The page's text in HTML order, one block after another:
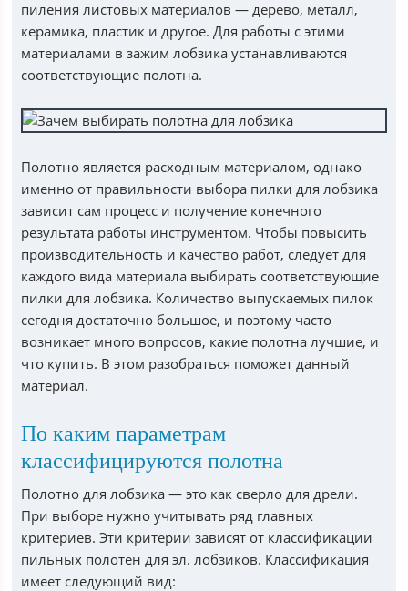
пиления листовых материалов — дерево, металл,
керамика, пластик и другое. Для работы с этими
материалами в зажим лобзика устанавливаются
соответствующие полотна.
Полотно является расходным материалом, однако
именно от правильности выбора пилки для лобзика
зависит сам процесс и получение конечного
результата работы инструментом. Чтобы повысить
производительность и качество работ, следует для
каждого вида материала выбирать соответствующие
пилки для лобзика. Количество выпускаемых пилок
сегодня достаточно большое, и поэтому часто
возникает много вопросов, какие полотна лучшие, и
что купить. В этом разобраться поможет данный
материал.
По каким параметрам
классифицируются полотна
Полотно для лобзика — это как сверло для дрели.
При выборе нужно учитывать ряд главных
критериев. Эти критерии зависят от классификации
пильных полотен для эл. лобзиков. Классификация
имеет следующий вид: